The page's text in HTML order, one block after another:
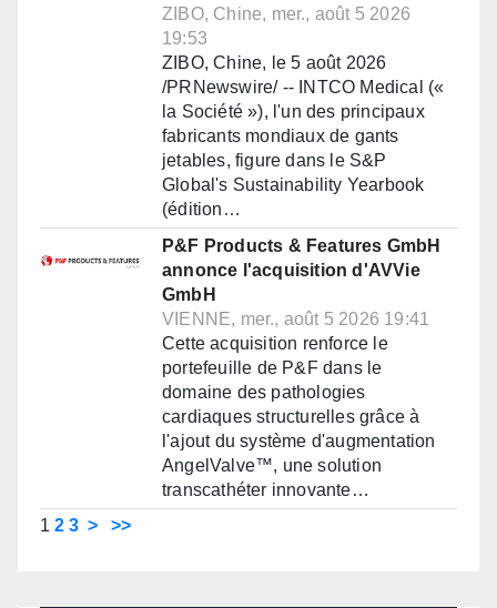
ZIBO, Chine, mer., août 5 2026
19:53
ZIBO, Chine, le 5 août 2026
/PRNewswire/ -- INTCO Medical («
la Société »), l'un des principaux
fabricants mondiaux de gants
jetables, figure dans le S&P
Global's Sustainability Yearbook
(édition…
P&F Products & Features GmbH
annonce l'acquisition d'AVVie
GmbH
VIENNE, mer., août 5 2026 19:41
Cette acquisition renforce le
portefeuille de P&F dans le
domaine des pathologies
cardiaques structurelles grâce à
l'ajout du système d'augmentation
AngelValve™, une solution
transcathéter innovante…
1 2 3 > >>